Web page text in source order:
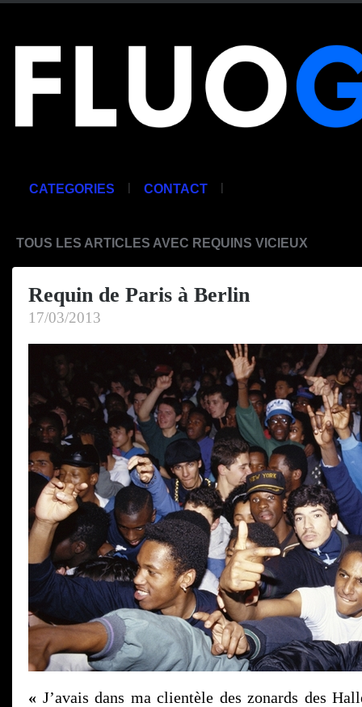
CATEGORIES | CONTACT |
TOUS LES ARTICLES AVEC REQUINS VICIEUX
Requin de Paris à Berlin
17/03/2013
« J’avais dans ma clientèle des zonards des